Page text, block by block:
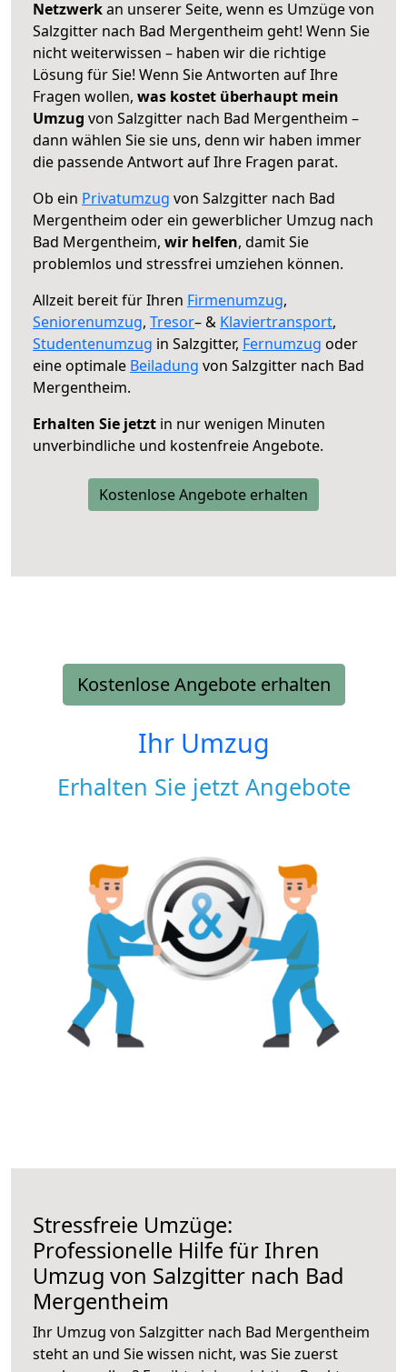
Netzwerkan unserer Seite, wenn es Umzüge von
Salzgitter nach Bad Mergentheim geht! Wenn Sie
nicht weiterwissen – haben wir die richtige
Lösung für Sie! Wenn Sie Antworten auf Ihre
Fragen wollen, was kostet überhaupt mein
Umzug von Salzgitter nach Bad Mergentheim –
dann wählen Sie sie uns, denn wir haben immer
die passende Antwort auf Ihre Fragen parat.
Ob ein Privatumzug von Salzgitter nach Bad
Mergentheim oder ein gewerblicher Umzug nach
Bad Mergentheim, wir helfen, damit Sie
problemlos und stressfrei umziehen können.
Allzeit bereit für Ihren Firmenumzug,
Seniorenumzug, Tresor– & Klaviertransport,
Studentenumzug in Salzgitter, Fernumzug oder
eine optimale Beiladung von Salzgitter nach Bad
Mergentheim.
Erhalten Sie jetzt in nur wenigen Minuten
unverbindliche und kostenfreie Angebote.
Kostenlose Angebote erhalten
Kostenlose Angebote erhalten
Ihr Umzug
Erhalten Sie jetzt Angebote
Stressfreie Umzüge:
Professionelle Hilfe für Ihren
Umzug von Salzgitter nach Bad
Mergentheim
Ihr Umzug von Salzgitter nach Bad Mergentheim
steht an und Sie wissen nicht, was Sie zuerst